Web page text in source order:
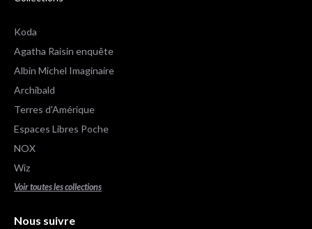
mais on aimerait bien vous accompagner
Koda
Agatha Raisin enquête
Albin Michel Imaginaire
Archibald
Terres d'Amérique
Espaces Libres Poche
NOX
Wiz
Voir toutes les collections
Nous suivre